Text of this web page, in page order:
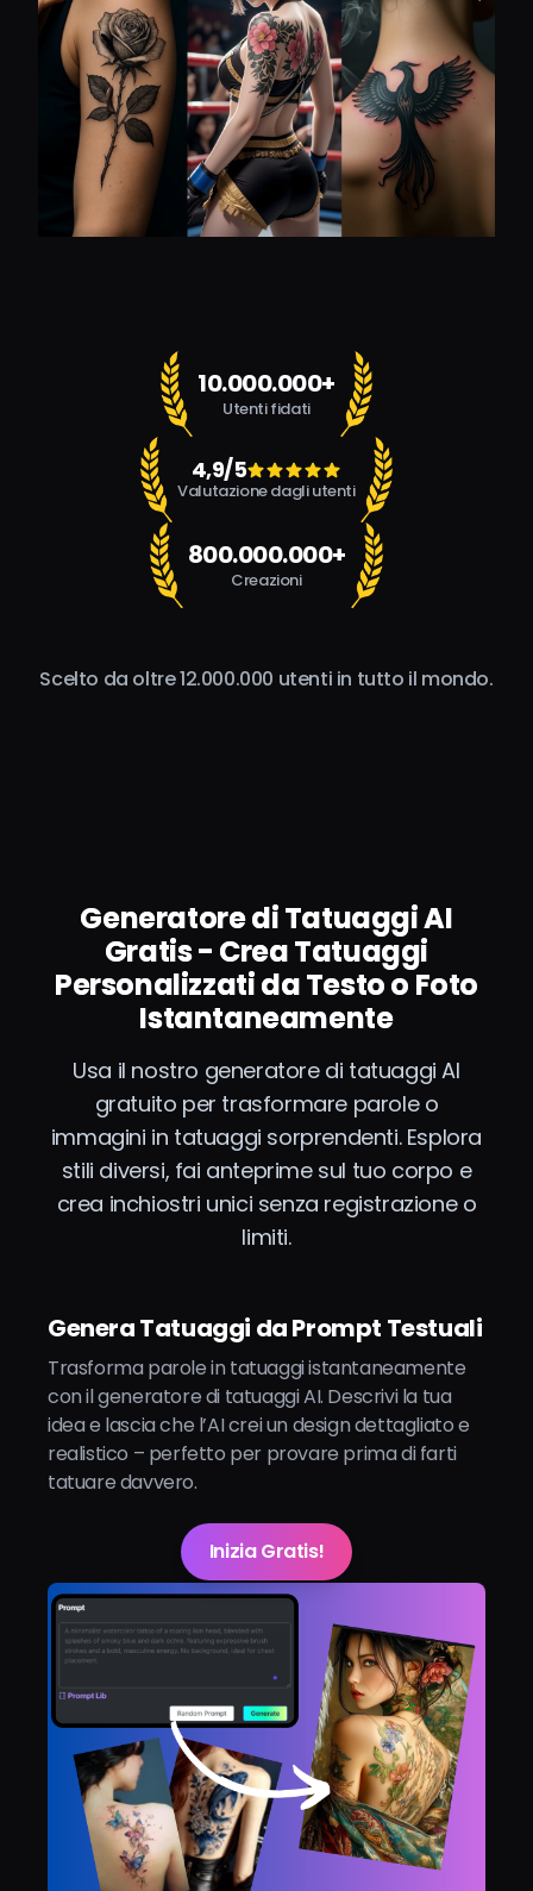
10.000.000+
Utenti fidati
4,9/5
Valutazione dagli utenti
800.000.000+
Creazioni
Scelto da oltre 12.000.000 utenti in tutto il mondo.
Generatore di Tatuaggi AI
Gratis - Crea Tatuaggi
Personalizzati da Testo o Foto
Istantaneamente
Usa il nostro generatore di tatuaggi AI
gratuito per trasformare parole o
immagini in tatuaggi sorprendenti. Esplora
stili diversi, fai anteprime sul tuo corpo e
crea inchiostri unici senza registrazione o
limiti.
Genera Tatuaggi da Prompt Testuali
Trasforma parole in tatuaggi istantaneamente
con il generatore di tatuaggi AI. Descrivi la tua
idea e lascia che l’AI crei un design dettagliato e
realistico – perfetto per provare prima di farti
tatuare davvero.
Inizia Gratis!